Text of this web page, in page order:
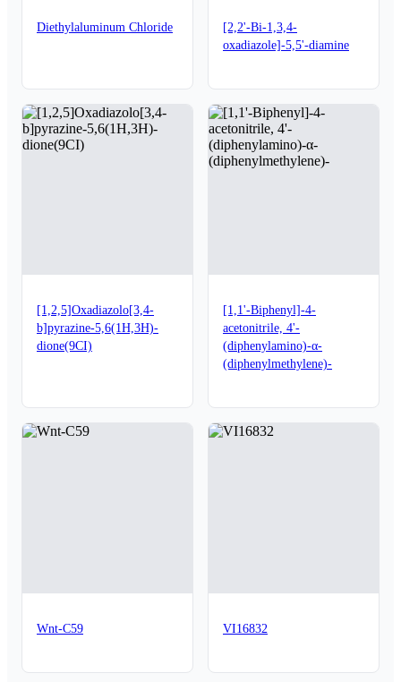
Diethylaluminum Chloride
[2,2'-Bi-1,3,4-
oxadiazole]-5,5'-diamine
[1,2,5]Oxadiazolo[3,4-
b]pyrazine-5,6(1H,3H)-
dione(9CI)
[1,1'-Biphenyl]-4-
acetonitrile, 4'-
(diphenylamino)-α-
(diphenylmethylene)-
Wnt-C59 VI16832